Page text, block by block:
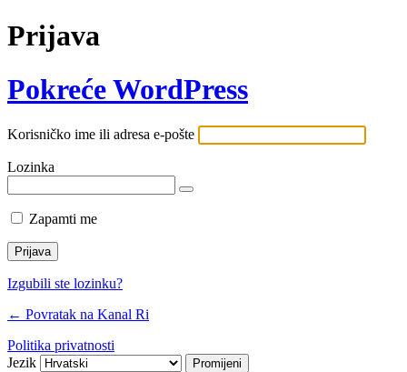
Prijava
Pokreće WordPress
Korisničko ime ili adresa e-pošte
Lozinka
Zapamti me
Izgubili ste lozinku?
← Povratak na Kanal Ri
Politika privatnosti
Jezik